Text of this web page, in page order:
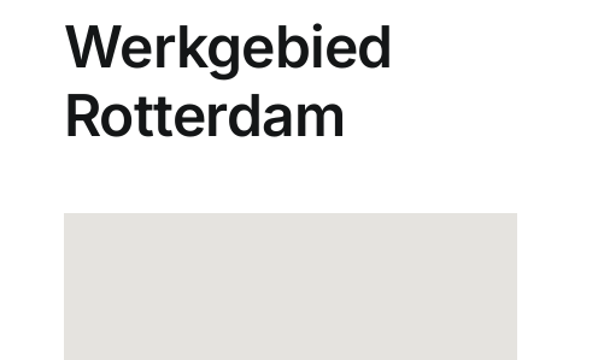
Werkgebied
Rotterdam